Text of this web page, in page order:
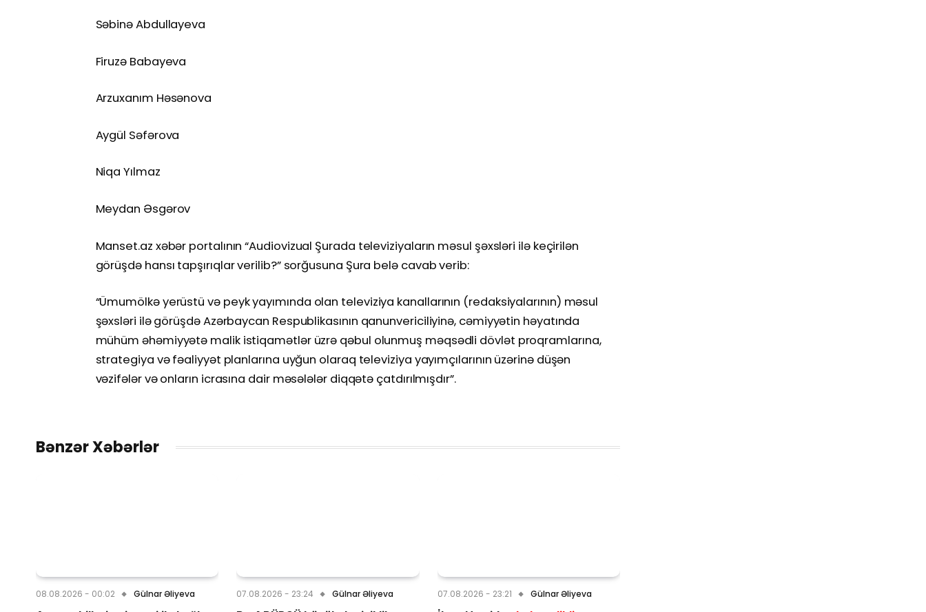
Səbinə Abdullayeva
Firuzə Babayeva
Arzuxanım Həsənova
Aygül Səfərova
Niqa Yılmaz
Meydan Əsgərov
Manset.az xəbər portalının “Audiovizual Şurada televiziyaların məsul şəxsləri ilə keçirilən
görüşdə hansı tapşırıqlar verilib?” sorğusuna Şura belə cavab verib:
“Ümumölkə yerüstü və peyk yayımında olan televiziya kanallarının (redaksiyalarının) məsul
şəxsləri ilə görüşdə Azərbaycan Respublikasının qanunvericiliyinə, cəmiyyətin həyatında
mühüm əhəmiyyətə malik istiqamətlər üzrə qəbul olunmuş məqsədli dövlət proqramlarına,
strategiya və fəaliyyət planlarına uyğun olaraq televiziya yayımçılarının üzərinə düşən
vəzifələr və onların icrasına dair məsələlər diqqətə çatdırılmışdır”.
Bənzər Xəbərlər
08.08.2026 - 00:02 Gülnar Əliyeva 07.08.2026 - 23:24 Gülnar Əliyeva 07.08.2026 - 23:21 Gülnar Əliyeva